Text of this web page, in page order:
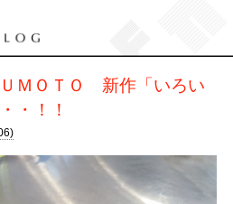
ＭＯＴＯ 新作「いろい
・！！